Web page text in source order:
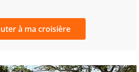
à ma croisière